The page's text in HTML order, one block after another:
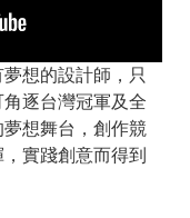
想的設計師，只
逐台灣冠軍及全
想舞台，創作競
實踐創意而得到